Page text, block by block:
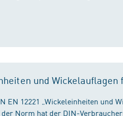
und Wickelauflagen
EN 12221 „Wickeleinheiten und
Norm hat der DIN-